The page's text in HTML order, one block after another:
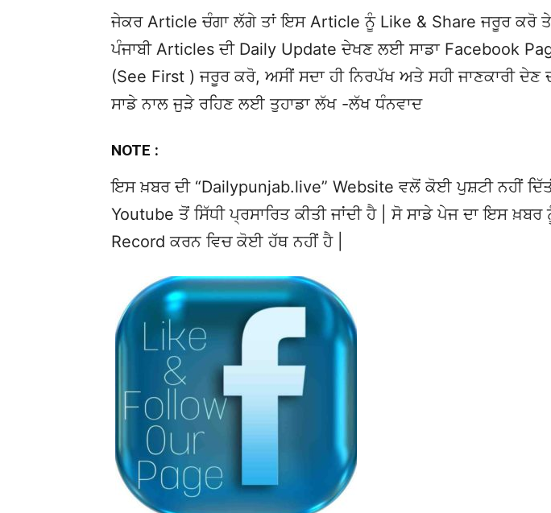
ਜੇਕਰ Article ਚੰਗਾ ਲੱਗੇ ਤਾਂ ਇਸ Article ਨੂੰ Like & Share ਜਰੂਰ ਕਰੋ
ਪੰਜਾਬੀ Articles ਦੀ Daily Update ਦੇਖਣ ਲਈ ਸਾਡਾ Facebook
(See First ) ਜਰੂਰ ਕਰੋ, ਅਸੀਂ ਸਦਾ ਹੀ ਨਿਰਪੱਖ ਅਤੇ ਸਹੀ ਜਾਣਕਾਰੀ ਦੇਣ
ਸਾਡੇ ਨਾਲ ਜੁੜੇ ਰਹਿਣ ਲਈ ਤੁਹਾਡਾ ਲੱਖ -ਲੱਖ ਧੰਨਵਾਦ
NOTE :
ਇਸ ਖ਼ਬਰ ਦੀ “Dailypunjab.live” Website ਵਲੋਂ ਕੋਈ ਪੁਸ਼ਟੀ ਨਹੀਂ
Youtube ਤੋਂ ਸਿੱਧੀ ਪ੍ਰਸਾਰਿਤ ਕੀਤੀ ਜਾਂਦੀ ਹੈ | ਸੋ ਸਾਡੇ ਪੇਜ ਦਾ ਇਸ ਖ਼ਬਰ
Record ਕਰਨ ਵਿਚ ਕੋਈ ਹੱਥ ਨਹੀਂ ਹੈ |